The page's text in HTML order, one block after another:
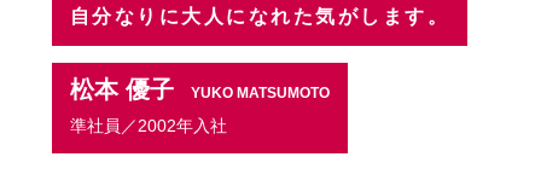
自分なりに大人になれた気がします。
松本 優子 YUKO MATSUMOTO
準社員／2002年入社